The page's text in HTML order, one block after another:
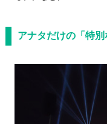
アナタだけの「特